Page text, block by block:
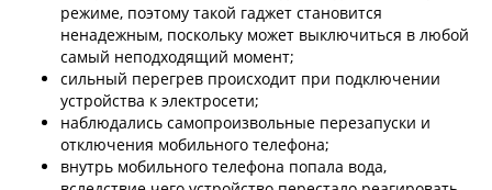
режиме, поэтому такой гаджет становится
ненадежным, поскольку может выключиться в любой
самый неподходящий момент;
сильный перегрев происходит при подключении
устройства к электросети;
наблюдались самопроизвольные перезапуски и
отключения мобильного телефона;
внутрь мобильного телефона попала вода,